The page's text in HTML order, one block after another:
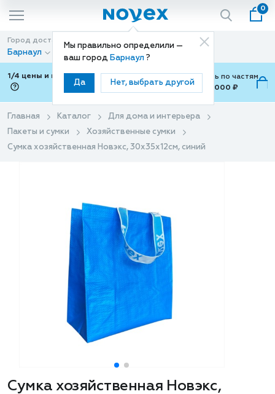
Мы правильно определили —
ваш город Барнаул ?
Да Нет, выбрать другой
0
Город доставки
Барнаул
Способ доставки
Доставка
1/4 цены и покупки ваши с Подели
Можно оплатить по частям
от 700 ₽ до 15,000 ₽
Главная Каталог
Для дома и интерьера
Пакеты и сумки
Хозяйственные сумки
Сумка хозяйственная Новэкс, 30х35х12см, синий
Сумка хозяйственная Новэкс,